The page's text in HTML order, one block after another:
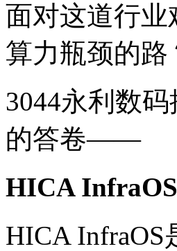
面对这道行业
算力瓶颈的路
3044永利数
的答卷——
HICA
HICA